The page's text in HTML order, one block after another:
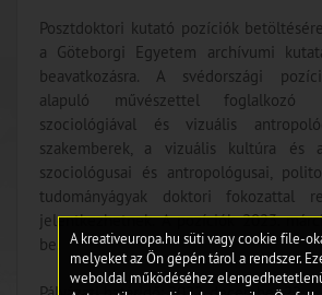
Posztdoktori kutató pozíciók
a Göteborgi Egyetem archívumi
beavatkozásra. A svédországi
alapuló művészettel foglalkozó
szociológiával és vizuális
szakemberek, a vizuális kultúra és
szociológusai és antropológusai,
tudományágyak doktori fokozattal
jelentkezhetnek. A pozíciók 2023.
be.
A kreativeuropa.hu süti vagy cookie file-
melyeket az Ön gépén tárol a rendszer.
weboldal működéséhez